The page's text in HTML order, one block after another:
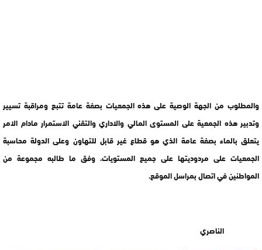
والمطلوب من الجهة الوصية على هذه الجمعيات بصفة عامة تتبع ومراقبة تسيير
وتدبير هذه الجمعية على المستوى المالي والاداري والتقني الاستمرار مادام الامر
يتعلق بالماء بصفة عامة الذي هو قطاع غير قابل للتهاون وعلى الدولة محاسبة
الجمعيات على مردوديتها على جميع المستويات، وفق ما طالبه مجموعة من
المواطنين في اتصال بمراسل الموقع.
الناصري